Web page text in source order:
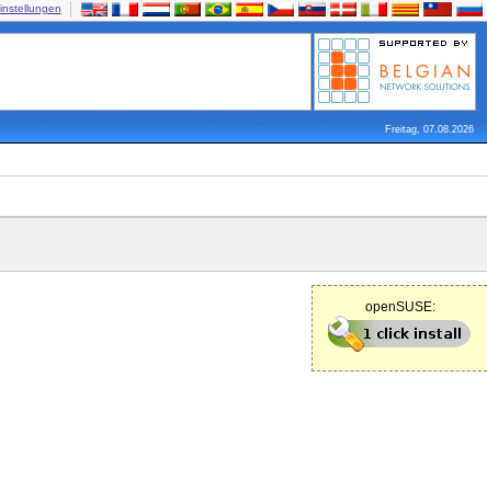
Freitag, 07.08.2026
openSUSE: